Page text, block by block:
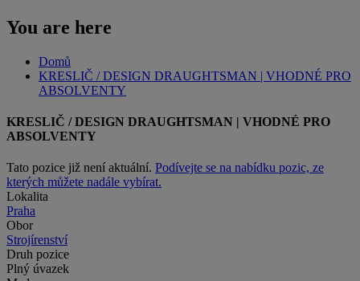
You are here
Domů
KRESLIČ / DESIGN DRAUGHTSMAN | VHODNÉ PRO
ABSOLVENTY
KRESLIČ / DESIGN DRAUGHTSMAN | VHODNÉ PRO
ABSOLVENTY
Tato pozice již není aktuální. Podívejte se na nabídku pozic, ze
kterých můžete nadále vybírat.
Lokalita
Praha
Obor
Strojírenství
Druh pozice
Plný úvazek